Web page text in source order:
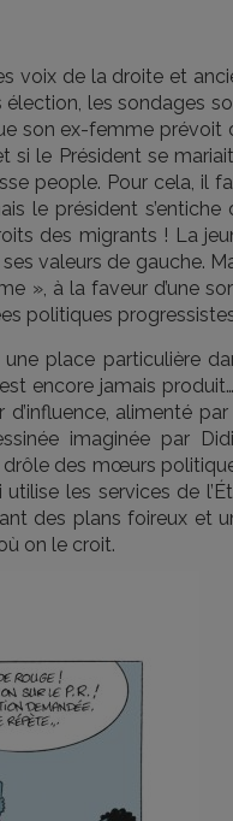
voix de la droite et
élection, les sondages
son ex-femme prévoit
si le Président se
people. Pour cela, il
le président s’entiche
des migrants ! La
valeurs de gauche.
», à la faveur d’une
politiques
place particulière
encore jamais
alimenté
imaginée par
drôle des mœurs
les services de
des plans foireux et
on le croit.